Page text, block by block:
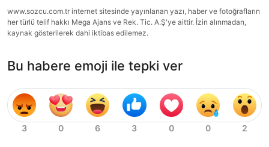
www.sozcu.com.tr internet sitesinde yayınlanan yazı, haber ve fotoğrafların
her türlü telif hakkı Mega Ajans ve Rek. Tic. A.Ş'ye aittir. İzin alınmadan,
kaynak gösterilerek dahi iktibas edilemez.
Bu habere emoji ile tepki ver